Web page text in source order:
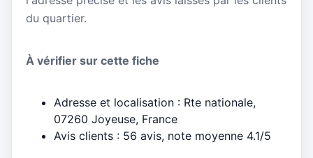
du quartier.
À vérifier sur cette fiche
Adresse et localisation : Rte nationale,
07260 Joyeuse, France
Avis clients : 56 avis, note moyenne 4.1/5